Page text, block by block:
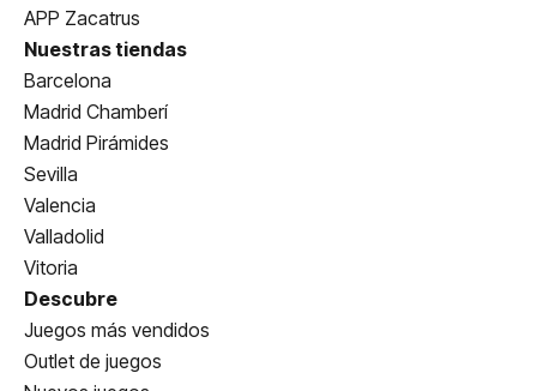
APP Zacatrus
Nuestras tiendas
Barcelona
Madrid Chamberí
Madrid Pirámides
Sevilla
Valencia
Valladolid
Vitoria
Descubre
Juegos más vendidos
Outlet de juegos